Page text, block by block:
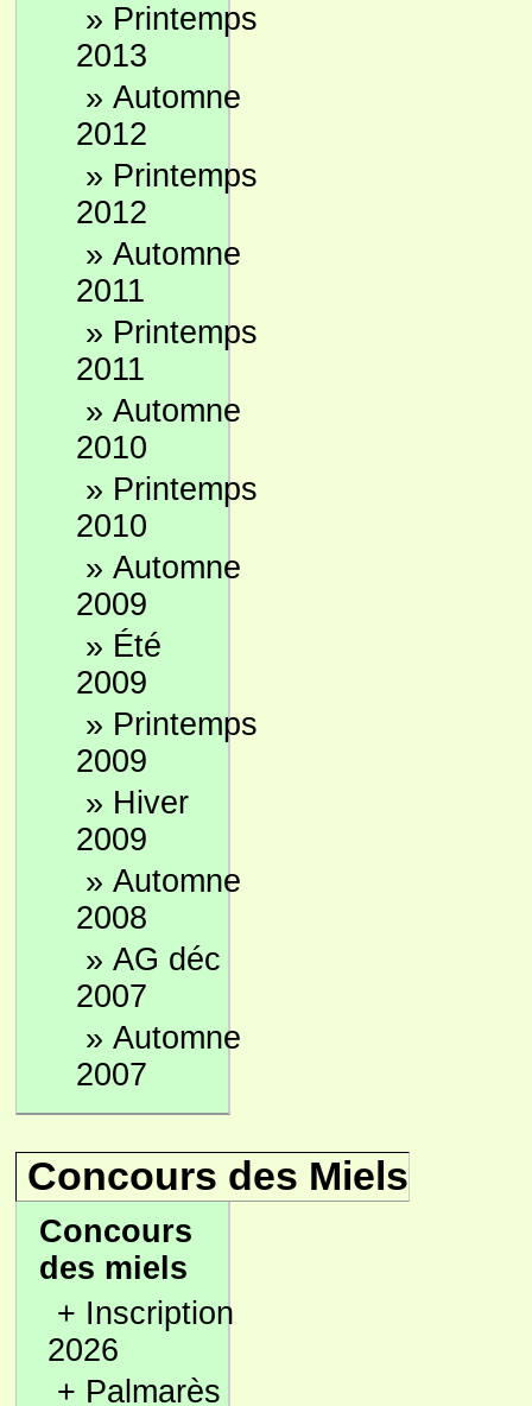
» Printemps
2013
» Automne
2012
» Printemps
2012
» Automne
2011
» Printemps
2011
» Automne
2010
» Printemps
2010
» Automne
2009
» Été
2009
» Printemps
2009
» Hiver
2009
» Automne
2008
» AG déc
2007
» Automne
2007
Concours des Miels
Concours
des miels
+ Inscription
2026
+ Palmarès